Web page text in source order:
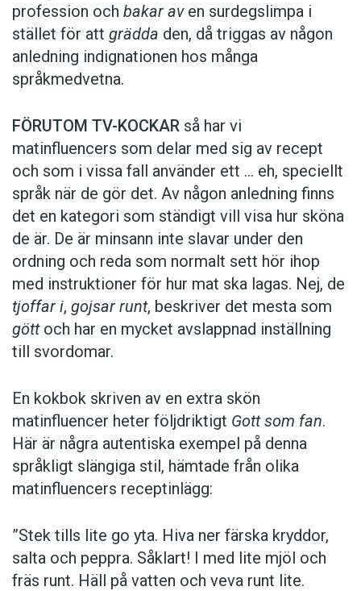
profession och bakar aven surdegslimpa i
stället för att grädda den, då triggas av någon
anledning indignationen hos många
språkmedvetna.
FÖRUTOM TV-KOCKAR så har vi
matinfluencers som delar med sig av recept
och som i vissa fall ­använder ett … eh, speciellt
språk när de gör det. Av någon anledning finns
det en kategori som ständigt vill visa hur sköna
de är. De är minsann inte slavar under den
ordning och reda som normalt sett hör ihop
med instruktioner för hur mat ska lagas. Nej, de
tjoffar i, gojsar runt, beskriver det mesta som
göttoch har en mycket avslappnad inställning
till svordomar.
En kokbok ­skriven av en extra skön
matinfluencer heter följd­riktigt Gott som fan.
Här är några autentiska ­exempel på denna
språkligt slängiga stil, ­hämtade från olika
matinfluencers receptinlägg:
”Stek tills lite go yta. Hiva ner färska kryddor,
salta och peppra. Såklart! I med lite mjöl och
fräs runt. Häll på vatten och veva runt lite.